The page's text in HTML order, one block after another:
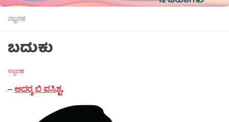
ನಲ್ಬರಹ
ಬದುಕು
ನಲ್ಬರಹ
– ಆದರ‍್ಶ ಬಿ ವಸಿಶ್ಟ.